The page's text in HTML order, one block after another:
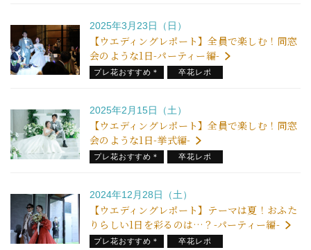
2025年3月23日（日）
【ウエディングレポート】全員で楽しむ！同窓
会のような1日-パーティー編-
プレ花おすすめ＊
卒花レポ
2025年2月15日（土）
【ウエディングレポート】全員で楽しむ！同窓
会のような1日-挙式編-
プレ花おすすめ＊ 卒花レポ
2024年12月28日（土）
【ウエディングレポート】テーマは夏！おふた
りらしい1日を彩るのは…？-パーティー編-
プレ花おすすめ＊ 卒花レポ